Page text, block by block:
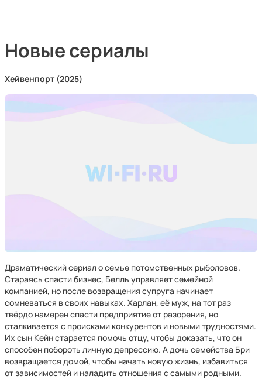
Новые сериалы
Хейвенпорт (2025)
Драматический сериал о семье потомственных рыболовов.
Стараясь спасти бизнес, Белль управляет семейной
компанией, но после возвращения супруга начинает
сомневаться в своих навыках. Харлан, её муж, на тот раз
твёрдо намерен спасти предприятие от разорения, но
сталкивается с происками конкурентов и новыми трудностями.
Их сын Кейн старается помочь отцу, чтобы доказать, что он
способен побороть личную депрессию. А дочь семейства Бри
возвращается домой, чтобы начать новую жизнь, избавиться
от зависимостей и наладить отношения с самыми родными.